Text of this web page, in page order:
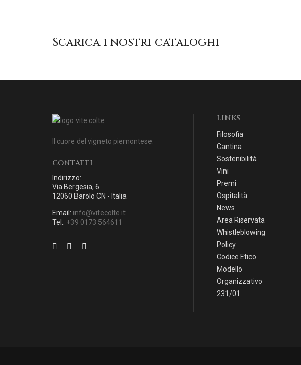
Scarica i nostri cataloghi
Il cuore del vigneto piemontese.
CONTATTI
Indirizzo:
Via Bergesia, 6
12060 Barolo CN - Italia
Email: info@vitecolte.it
Tel.: +39 0173 564611
LINKS
Filosofia
Cantina
Sostenibilità
Vini
Premi
Ospitalità
News
Area Riservata
Whistleblowing
Policy
Codice Etico
Modello
Organizzativo
231/01